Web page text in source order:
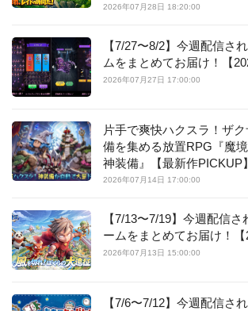
2026年07月28日 18:20:00
【7/27〜8/2】今週配信さ
ムをまとめてお届け！【
2026年07月27日 17:00:00
片手で爽快ハクスラ！ザ
備を集める放置RPG『魔
神装備』【最新作PICKUP】
2026年07月14日 17:00:00
【7/13〜7/19】今週配信
ームをまとめてお届け！【
2026年07月13日 15:00:00
【7/6〜7/12】今週配信さ